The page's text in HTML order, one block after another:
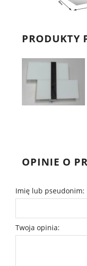
PRODUKTY
OPINIE O
Imię lub pseudonim:
Twoja opinia: